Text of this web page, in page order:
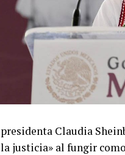
Claudia
justicia» al fungir